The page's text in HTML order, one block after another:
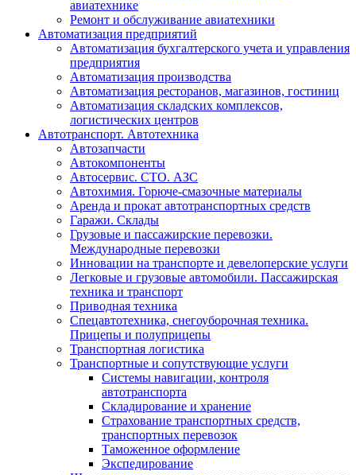
авиатехнике
Ремонт и обслуживание авиатехники
Автоматизация предприятий
Автоматизация бухгалтерского учета и управления
предприятия
Автоматизация производства
Автоматизация ресторанов, магазинов, гостиниц
Автоматизация складских комплексов,
логистических центров
Автотранспорт. Автотехника
Автозапчасти
Автокомпоненты
Автосервис. СТО. АЗС
Автохимия. Горюче-смазочные материалы
Аренда и прокат автотранспортных средств
Гаражи. Склады
Грузовые и пассажирские перевозки.
Международные перевозки
Инновации на транспорте и девелоперские услуги
Легковые и грузовые автомобили. Пассажирская
техника и транспорт
Приводная техника
Спецавтотехника, снегоуборочная техника.
Прицепы и полуприцепы
Транспортная логистика
Транспортные и сопутствующие услуги
Системы навигации, контроля
автотранспорта
Складирование и хранение
Страхование транспортных средств,
транспортных перевозок
Таможенное оформление
Экспедирование